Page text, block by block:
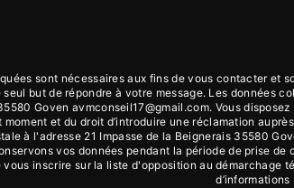
sont nécessaires aux fins de vous contacter et
but de répondre à votre message. Les données
Goven avmconseil17@gmail.com. Vous
et du droit d’introduire une réclamation
à l'adresse 21 Impasse de la Beignerais 35580
vos données pendant la période de prise
inscrire sur la liste d'opposition au démarchage